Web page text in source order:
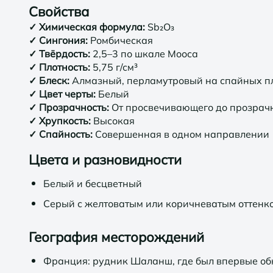
Свойства
✓ Химическая формула: Sb₂O₃
✓ Сингония: Ромбическая
✓ Твёрдость: 2,5–3 по шкале Мооса
✓ Плотность: 5,75 г/см³
✓ Блеск: Алмазный, перламутровый на спайных
✓ Цвет черты: Белый
✓ Прозрачность: От просвечивающего до
✓ Хрупкость: Высокая
✓ Спайность: Совершенная в одном направлении
Цвета и разновидности
Белый и бесцветный
Серый с желтоватым или коричневатым
География месторождений
Франция: рудник Шаланш, где был впервые